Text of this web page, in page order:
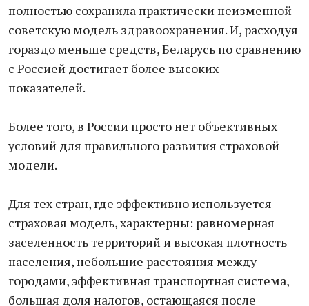
полностью сохранила практически неизменной
советскую модель здравоохранения. И, расходуя
гораздо меньше средств, Беларусь по сравнению
с Россией достигает более высоких
показателей.
Более того, в России просто нет объективных
условий для правильного развития страховой
модели.
Для тех стран, где эффективно используется
страховая модель, характерны: равномерная
заселенность территорий и высокая плотность
населения, небольшие расстояния между
городами, эффективная транспортная система,
большая доля налогов, остающаяся после